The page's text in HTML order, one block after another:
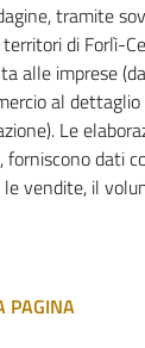
tramite
di Forlì-
alle imprese
al dettaglio
Le
forniscono dati
vendite, il
PAGINA